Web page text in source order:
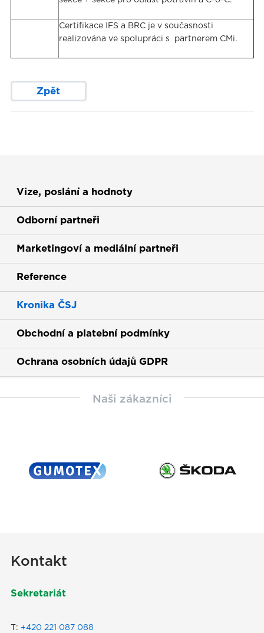
Certifikace IFS a BRC je v současnosti
realizována ve spolupráci s partnerem CMi.
Zpět
Vize, poslání a hodnoty
Odborní partneři
Marketingoví a mediální partneři
Reference
Kronika ČSJ
Obchodní a platební podmínky
Ochrana osobních údajů GDPR
Naši zákazníci
Kontakt
Sekretariát
T: +420 221 087 088